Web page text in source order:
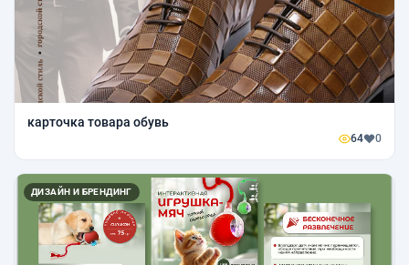
карточка товара обувь
64 0
ДИЗАЙН И БРЕНДИНГ